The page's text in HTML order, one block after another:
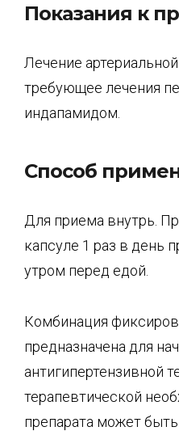
Показания к
Лечение
требующее лечения
индапамидом.
Способ
Для приема внутрь.
капсуле 1 раз в день
утром перед едой.
Комбинация
предназначена для
антигипертензивной
терапевтической
препарата может